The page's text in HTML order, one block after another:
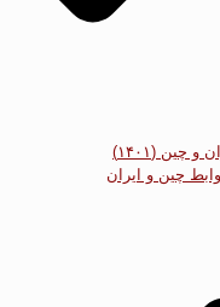
(۱۴۰۱)
چین و ایران